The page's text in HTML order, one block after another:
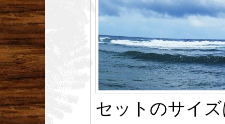
セットのサイ